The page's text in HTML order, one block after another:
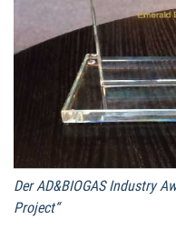
Der AD&BIOGAS Industry
Project“